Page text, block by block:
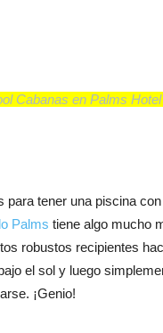
Cabanas en Palms
para tener una piscina
Palms tiene algo mucho
robustos recipientes
el sol y luego
¡Genio!